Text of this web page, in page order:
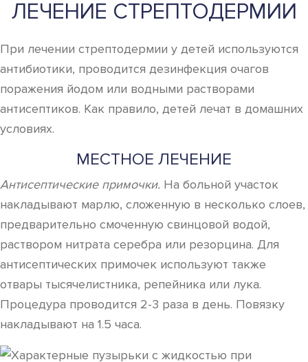
ЛЕЧЕНИЕ СТРЕПТОДЕРМИИ
При лечении стрептодермии у детей используются
антибиотики, проводится дезинфекция очагов
поражения йодом или водными растворами
антисептиков. Как правило, детей лечат в домашних
условиях.
МЕСТНОЕ ЛЕЧЕНИЕ
Антисептические примочки. На больной участок
накладывают марлю, сложенную в несколько слоев,
предварительно смоченную свинцовой водой,
раствором нитрата серебра или резорцина. Для
антисептических примочек используют также
отвары тысячелистника, репейника или лука.
Процедура проводится 2-3 раза в день. Повязку
накладывают на 1.5 часа.